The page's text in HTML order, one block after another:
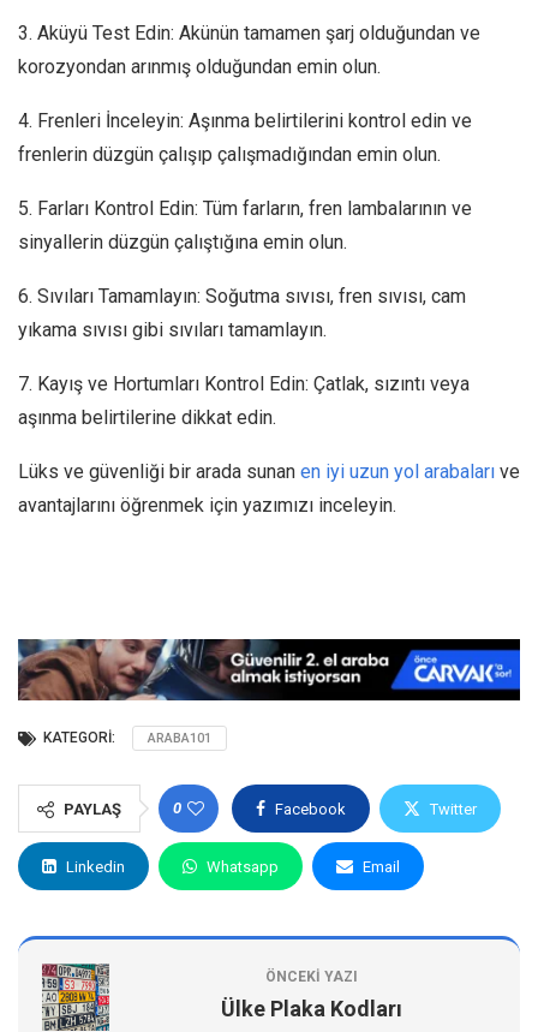
3. Aküyü Test Edin: Akünün tamamen şarj olduğundan ve
korozyondan arınmış olduğundan emin olun.
4. Frenleri İnceleyin: Aşınma belirtilerini kontrol edin ve
frenlerin düzgün çalışıp çalışmadığından emin olun.
5. Farları Kontrol Edin: Tüm farların, fren lambalarının ve
sinyallerin düzgün çalıştığına emin olun.
6. Sıvıları Tamamlayın: Soğutma sıvısı, fren sıvısı, cam
yıkama sıvısı gibi sıvıları tamamlayın.
7. Kayış ve Hortumları Kontrol Edin: Çatlak, sızıntı veya
aşınma belirtilerine dikkat edin.
Lüks ve güvenliği bir arada sunan en iyi uzun yol arabaları ve
avantajlarını öğrenmek için yazımızı inceleyin.
KATEGORI: ARABA101
PAYLAŞ 0 Facebook Twitter
Linkedin Whatsapp Email
ÖNCEKI YAZI
Ülke Plaka Kodları